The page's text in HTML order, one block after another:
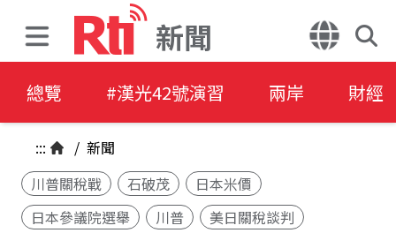
新聞
總覽 #漢光42號演習 兩岸 財經
::: / 新聞
川普關稅戰
石破茂
日本米價
日本參議院選舉
川普
美日關稅談判